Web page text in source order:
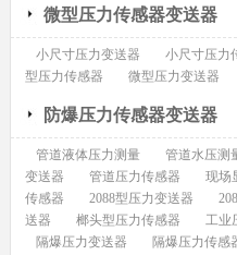
微型压力传感器变送器
小尺寸压力变送器 小尺寸压力
型压力传感器
微型压力变送器
防爆压力传感器变送器
管道液体压力测量 管道水压测
变送器
管道压力传感器 现场
传感器
2088型压力变送器
送器
榔头型压力传感器 工业
隔爆压力变送器
隔爆压力传感